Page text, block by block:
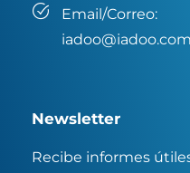
Email/Correo:
iadoo@iadoo.com
Newsletter
Recibe informes